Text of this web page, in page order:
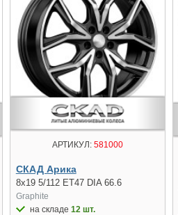
АРТИКУЛ:581000
СКАД Арика
8x19 5/112 ET47 DIA 66.6
Graphite
на складе 12 шт.